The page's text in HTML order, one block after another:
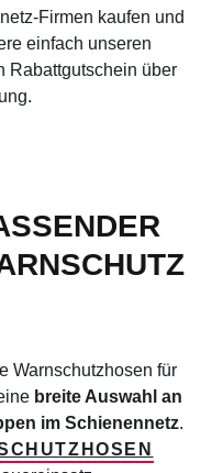
Firmen kaufen und
einfach unseren
Rabattgutschein über
Warnschutzhosen für
breite Auswahl an
im Schienennetz.